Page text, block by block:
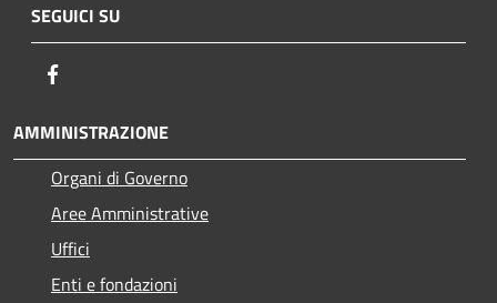
SEGUICI SU
AMMINISTRAZIONE
Organi di Governo
Aree Amministrative
Uffici
Enti e fondazioni